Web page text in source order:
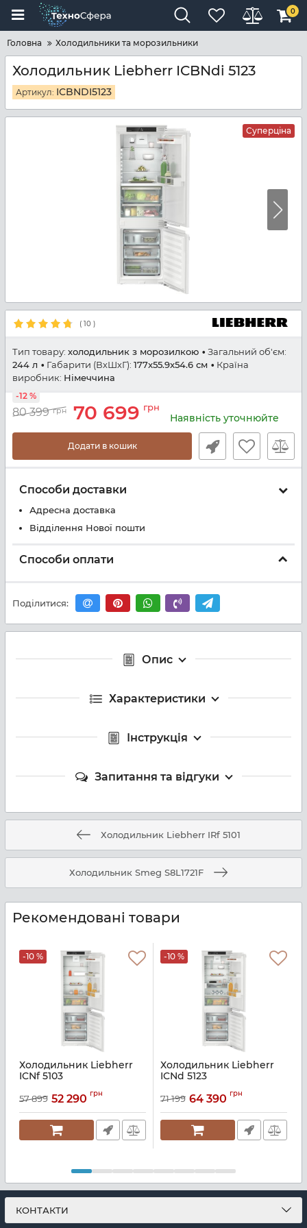
0
Головна Холодильники та морозильники
Холодильник Liebherr ICBNdi 5123
Артикул: ICBNDI5123
Суперціна
( 10 )
Тип товару: холодильник з морозилкою
Загальний об'єм:
244 л
Габарити (ВхШхГ): 177x55.9x54.6 см
Країна
виробник: Німеччина
80 399 грн 70 699 грн
-12 %
Наявність уточнюйте
Додати в кошик
Способи доставки
Адресна доставка
Відділення Нової пошти
Способи оплати
Поділитися:
Опис
Характеристики
Інструкція
Запитання та відгуки
Холодильник Liebherr IRf 5101
Холодильник Smeg S8L1721F
Рекомендовані товари
-10 %
Холодильник Liebherr
ICNf 5103
57 899 52 290 грн
-10 %
Холодильник Liebherr
ICNd 5123
71 199 64 390 грн
КОНТАКТИ